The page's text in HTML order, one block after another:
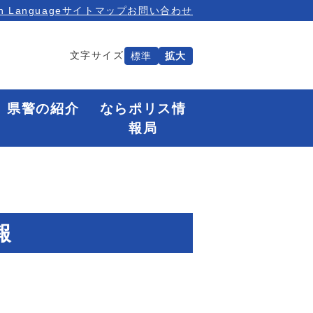
Languageサイトマップお問い合わせ
文字サイズ 標準 拡大
県警の紹介
ならポリス情
報局